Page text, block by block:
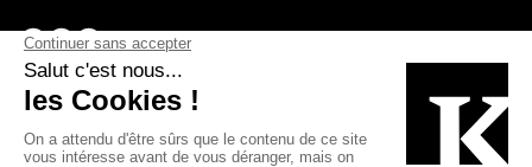
Page Facebook de Kollectif
Page Instagram de Kollectif
Page Linkedin de Kollectif